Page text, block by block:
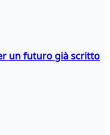
un futuro già scritto